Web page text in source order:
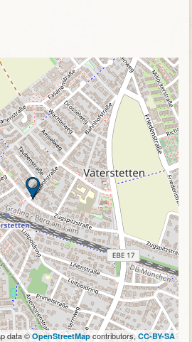
data © OpenStreetMapcontributors,CC-BY-SA